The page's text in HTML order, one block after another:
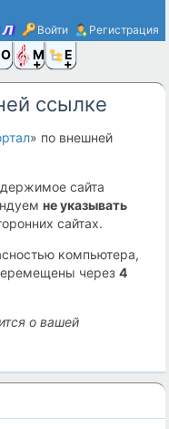
Войти Регистрация
Ещё
ссылке
» по внешней
сайта
не указывать
сайтах.
компьютера,
через4
о вашей